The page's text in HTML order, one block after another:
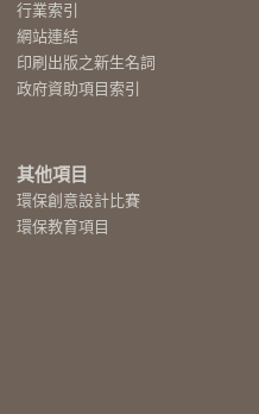
行業索引
網站連結
印刷出版之新生名詞
政府資助項目索引
其他項目
環保創意設計比賽
環保教育項目